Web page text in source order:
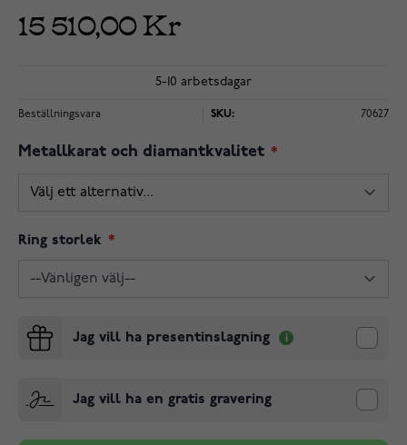
15 510,00 Kr
5-10 arbetsdagar
Beställningsvara SKU: 70627
Metallkarat och diamantkvalitet
Ring storlek
Jag vill ha presentinslagning
Jag vill ha en gratis gravering